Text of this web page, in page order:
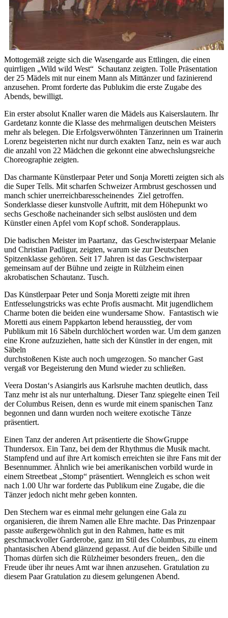
Mottogemäß zeigte sich die Wasengarde aus Ettlingen, die einen
quirrligen „Wild wild West“ Schautanz zeigten. Tolle Präsentation
der 25 Mädels mit nur einem Mann als Mittänzer und fazinierend
anzusehen. Promt forderte das Publukim die erste Zugabe des
Abends, bewilligt.
Ein erster absolut Knaller waren die Mädels aus Kaiserslautern. Ihr
Gardetanz konnte die Klasse des mehrmaligen deutschen Meisters
mehr als belegen. Die Erfolgsverwöhnten Tänzerinnen um Trainerin
Lorenz begeisterten nicht nur durch exakten Tanz, nein es war auch
die anzahl von 22 Mädchen die gekonnt eine abwechslungsreiche
Choreographie zeigten.
Das charmante Künstlerpaar Peter und Sonja Moretti zeigten sich als
die Super Tells. Mit scharfen Schweizer Armbrust geschossen und
manch schier unerreichbaresscheinendes Ziel getroffen.
Sonderklasse dieser kunstvolle Auftritt, mit dem Höhepunkt wo
sechs Geschoße nacheinander sich selbst auslösten und dem
Künstler einen Apfel vom Kopf schoß. Sonderapplaus.
Die badischen Meister im Paartanz, das Geschwisterpaar Melanie
und Christian Padligur, zeigten, warum sie zur Deutschen
Spitzenklasse gehören. Seit 17 Jahren ist das Geschwisterpaar
gemeinsam auf der Bühne und zeigte in Rülzheim einen
akrobatischen Schautanz. Tusch.
Das Künstlerpaar Peter und Sonja Moretti zeigte mit ihren
Entfesselungstricks was echte Profis ausmacht. Mit jugendlichem
Charme boten die beiden eine wundersame Show. Fantastisch wie
Moretti aus einem Pappkarton lebend herausstieg, der vom
Publikum mit 16 Säbeln durchlöchert worden war. Um dem ganzen
eine Krone aufzuziehen, hatte sich der Künstler in der engen, mit
Säbeln
durchstoßenen Kiste auch noch umgezogen. So mancher Gast
vergaß vor Begeisterung den Mund wieder zu schließen.
Veera Dostan‘s Asiangirls aus Karlsruhe machten deutlich, dass
Tanz mehr ist als nur unterhaltung. Dieser Tanz spiegelte einen Teil
der Columbus Reisen, denn es wurde mit einem spanischen Tanz
begonnen und dann wurden noch weitere exotische Tänze
präsentiert.
Einen Tanz der anderen Art präsentierte die ShowGruppe
Thundersox. Ein Tanz, bei dem der Rhythmus die Musik macht.
Stampfend und auf ihre Art komisch erreichten sie ihre Fans mit der
Besennummer. Ähnlich wie bei amerikanischen vorbild wurde in
einem Streetbeat „Stomp“ präsentiert. Wenngleich es schon weit
nach 1.00 Uhr war forderte das Publikum eine Zugabe, die die
Tänzer jedoch nicht mehr geben konnten.
Den Stechern war es einmal mehr gelungen eine Gala zu
organisieren, die ihrem Namen alle Ehre machte. Das Prinzenpaar
passte außergewöhnlich gut in den Rahmen, hatte es mit
geschmackvoller Garderobe, ganz im Stil des Columbus, zu einem
phantasischen Abend glänzend gepasst. Auf die beiden Sibille und
Thomas dürfen sich die Rülzheimer besonders freuen,. den die
Freude über ihr neues Amt war ihnen anzusehen. Gratulation zu
diesem Paar Gratulation zu diesem gelungenen Abend.